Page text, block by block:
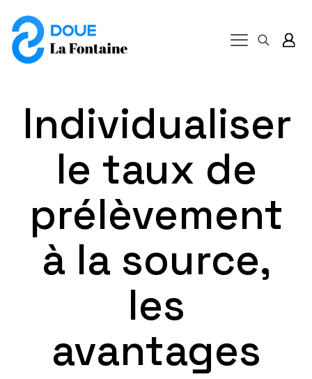
Individualiser
le taux de
prélèvement
à la source,
les
avantages